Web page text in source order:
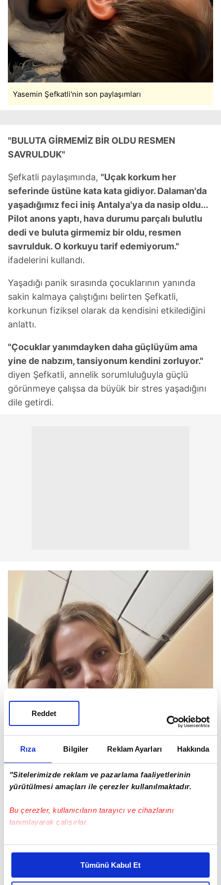
Rıza Bilgiler Reklam Ayarları Hakkında
"Sitelerimizde reklam ve pazarlama faaliyetlerinin
yürütülmesi amaçları ile çerezler kullanılmaktadır.
Bu çerezler, kullanıcıların tarayıcı ve cihazlarını
tanımlayarak çalışırlar.
Bu çerezlere izin vermeniz halinde sizlere özel
daha iyi reklam deneyimi yaşatabiliriz. Bunu yaparken
amacımızın size daha iyi bir reklam deneyimi sunmak
Tümünü Kabul Et
Reddet
Yasemin Şefkatli'nin son paylaşımları
"BULUTA GİRMEMİZ BİR OLDU RESMEN
SAVRULDUK"
Şefkatli paylaşımında, "Uçak korkum her
seferinde üstüne kata kata gidiyor. Dalaman'da
yaşadığımız feci iniş Antalya'ya da nasip oldu...
Pilot anons yaptı, hava durumu parçalı bulutlu
dedi ve buluta girmemiz bir oldu, resmen
savrulduk. O korkuyu tarif edemiyorum."
ifadelerini kullandı.
Yaşadığı panik sırasında çocuklarının yanında
sakin kalmaya çalıştığını belirten Şefkatli,
korkunun fiziksel olarak da kendisini etkilediğini
anlattı.
"Çocuklar yanımdayken daha güçlüyüm ama
yine de nabzım, tansiyonum kendini zorluyor."
diyen Şefkatli, annelik sorumluluğuyla güçlü
görünmeye çalışsa da büyük bir stres yaşadığını
dile getirdi.